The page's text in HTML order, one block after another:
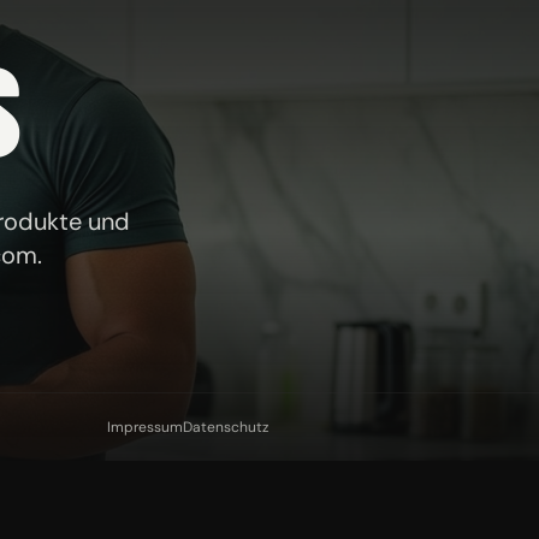
und
.
ImpressumDatenschutz